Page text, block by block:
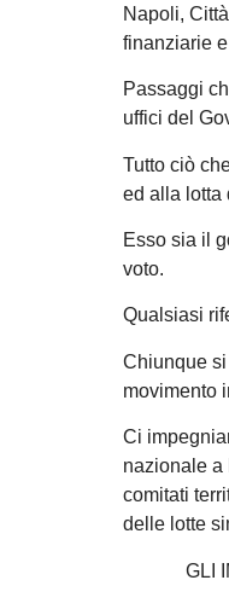
Napoli,
finanziarie
Passaggi
uffici del
Tutto ciò
ed alla lotta
Esso sia il
voto.
Qualsiasi
Chiunque
movimento
Ci
nazionale a
comitati
delle lotte
GLI